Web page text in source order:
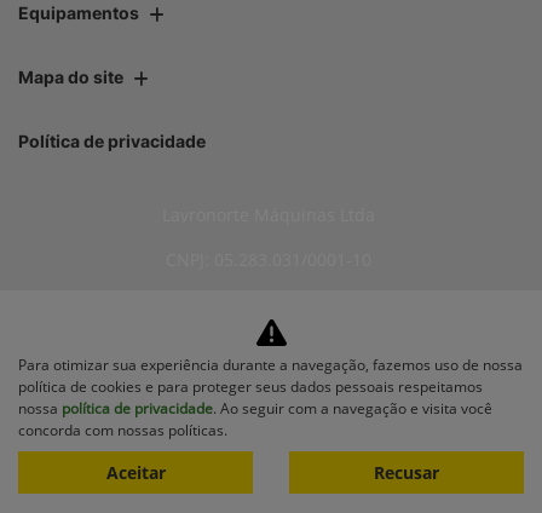
Equipamentos
Mapa do site
Política de privacidade
No trânsito, enxergar o outro
salva vidas.
Desenvolvido pela DEALERSPACE ® Direitos Reservados.
Para otimizar sua experiência durante a navegação, fazemos uso de nossa
política de cookies e para proteger seus dados pessoais respeitamos
nossa política de privacidade. Ao seguir com a navegação e visita você
concorda com nossas políticas.
Aceitar Recusar